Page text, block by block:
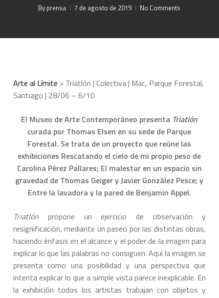
By prensa 7 de agosto de 2019 No Comments
Arte al Límite > Triatlón | Colectiva | Mac, Parque Forestal,
Santiago | 28/06 – 6/10
El Museo de Arte Contemporáneo presenta Triatlón
curada por Thomas Elsen en su sede de Parque
Forestal. Se trata de un proyecto que reúne las
exhibiciones Rescatando el cielo de mi propio peso de
Carolina Pérez Pallares; El malestar en un espacio sin
gravedad de Thomas Geiger y Javier González Pesce; y
Entre la lavadora y la pared de Benjamin Appel.
Triatlónpropone un ejercicio de observación y
resignificación, mediante un paseo por las distintas obras,
haciendo énfasis en el alcance y el poder de la imagen para
explicar lo que las palabras no consiguen. Aquí la imagen se
presenta como una posibilidad y una perspectiva que
intenta explicar lo que a simple vista parece inexplicable. En
la exhibición todos los artistas trabajan con objetos y